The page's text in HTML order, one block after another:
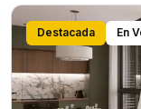
Destacada En